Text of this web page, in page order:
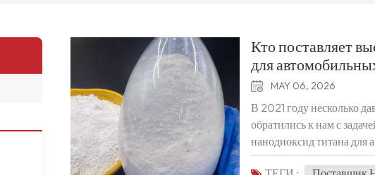
Кто поставляет
для
MAY 06, 2026
В 2021 году несколько
обратились к нам с
нанодиоксид титана для
характеристикам